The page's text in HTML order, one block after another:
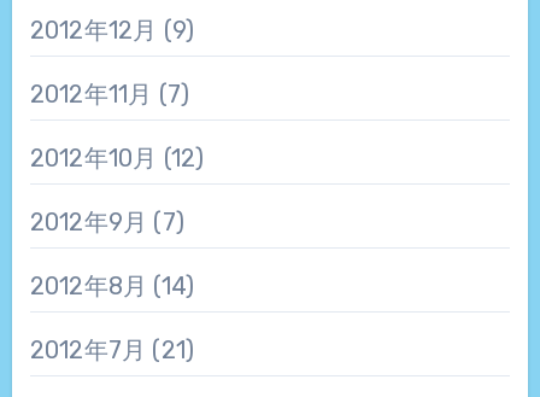
2012年12月 (9)
2012年11月 (7)
2012年10月 (12)
2012年9月 (7)
2012年8月 (14)
2012年7月 (21)